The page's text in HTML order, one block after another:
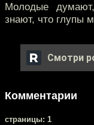
Молодые
знают, что глупы
Смотри
Комментарии
cтраницы: 1